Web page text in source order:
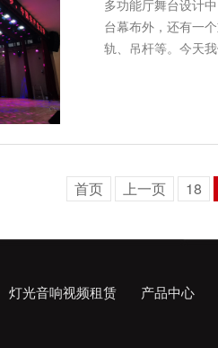
多功能厅舞台设计
台幕布外，还有一
轨、吊杆等。今天
首页 上一页 18
灯光音响视频租赁 产品中心